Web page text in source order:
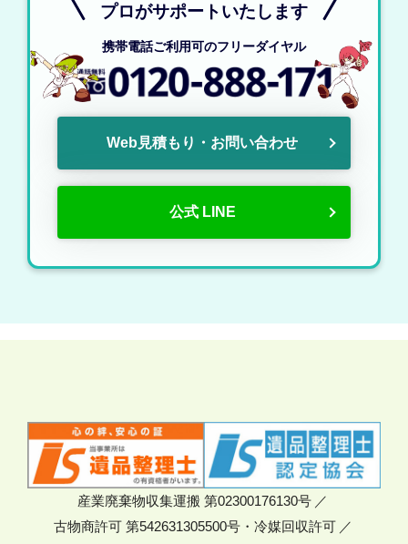
プロがサポートいたします
携帯電話ご利用可のフリーダイヤル
Web見積もり・お問い合わせ
公式 LINE
産業廃棄物収集運搬 第02300176130号
古物商許可 第542631305500号・冷媒回収許可